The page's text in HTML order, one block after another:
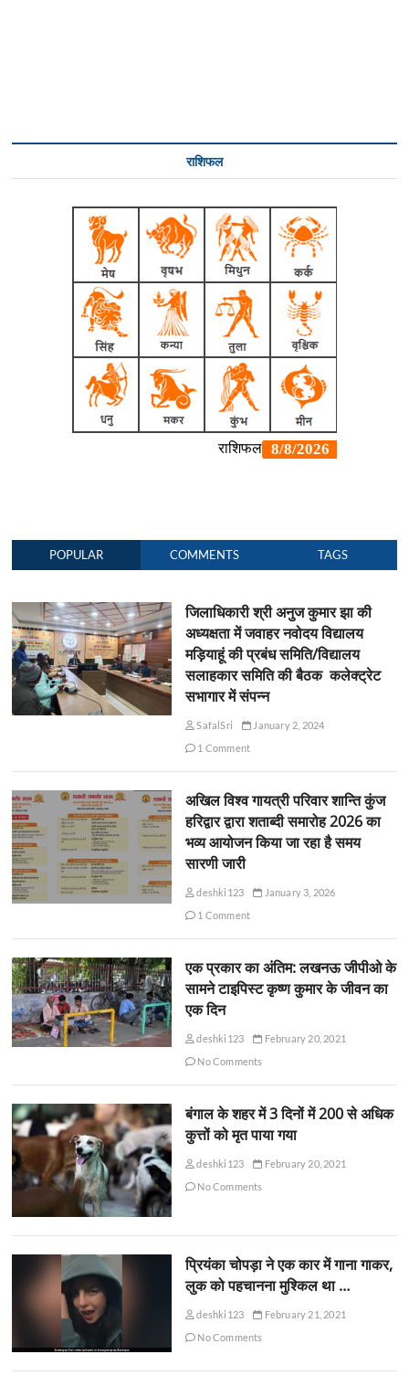
राशिफल
POPULAR COMMENTS TAGS
जिलाधिकारी श्री अनुज कुमार झा की
अध्यक्षता में जवाहर नवोदय विद्यालय
मड़ियाहूं की प्रबंध समिति/विद्यालय
सलाहकार समिति की बैठक कलेक्ट्रेट
सभागार में संपन्न
SafalSri
January 2, 2024
1 Comment
अखिल विश्व गायत्री परिवार शान्ति कुंज
हरिद्वार द्वारा शताब्दी समारोह 2026 का
भव्य आयोजन किया जा रहा है समय
सारणी जारी
deshki123
January 3, 2026
1 Comment
एक प्रकार का अंतिम: लखनऊ जीपीओ के
सामने टाइपिस्ट कृष्ण कुमार के जीवन का
एक दिन
deshki123
February 20, 2021
No Comments
बंगाल के शहर में 3 दिनों में 200 से अधिक
कुत्तों को मृत पाया गया
deshki123
February 20, 2021
No Comments
प्रियंका चोपड़ा ने एक कार में गाना गाकर,
लुक को पहचानना मुश्किल था …
deshki123
February 21, 2021
No Comments